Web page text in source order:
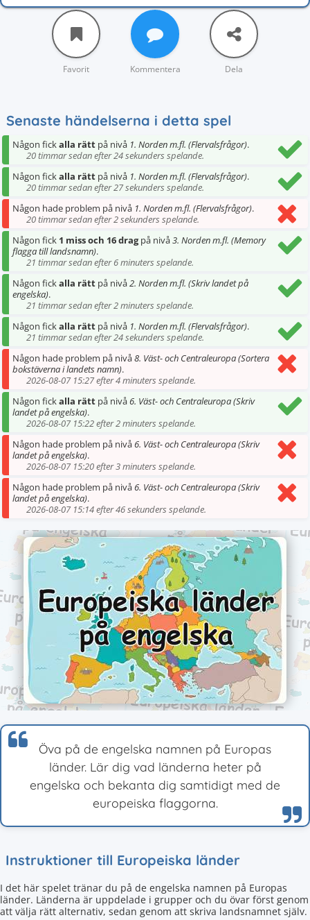
Favorit Kommentera Dela
Senaste händelserna i detta spel
Någon fickalla rätt på nivå 1. Norden m.fl. (Flervalsfrågor).
20 timmar sedan efter 24 sekunders spelande.
Någon fickalla rätt på nivå 1. Norden m.fl. (Flervalsfrågor).
20 timmar sedan efter 27 sekunders spelande.
Någon hade problem på nivå 1. Norden m.fl. (Flervalsfrågor).
20 timmar sedan efter 2 sekunders spelande.
Någon fick 1 miss och 16 dragpå nivå3. Norden m.fl. (Memory
flagga till landsnamn).
21 timmar sedan efter 6 minuters spelande.
Någon fickalla rätt på nivå2. Norden m.fl. (Skriv landet på
engelska).
21 timmar sedan efter 2 minuters spelande.
Någon fickalla rätt på nivå 1. Norden m.fl. (Flervalsfrågor).
21 timmar sedan efter 24 sekunders spelande.
Någon hade problem på nivå8. Väst- och Centraleuropa (Sortera
bokstäverna i landets namn).
2026-08-07 15:27 efter 4 minuters spelande.
Någon fickalla rätt på nivå6. Väst- och Centraleuropa (Skriv
landet på engelska).
2026-08-07 15:22 efter 2 minuters spelande.
Någon hade problem på nivå6. Väst- och Centraleuropa (Skriv
landet på engelska).
2026-08-07 15:20 efter 3 minuters spelande.
Någon hade problem på nivå6. Väst- och Centraleuropa (Skriv
landet på engelska).
2026-08-07 15:14 efter 46 sekunders spelande.
Öva på de engelska namnen på Europas
länder. Lär dig vad länderna heter på
engelska och bekanta dig samtidigt med de
europeiska flaggorna.
Instruktioner till Europeiska länder
I det här spelet tränar du på de engelska namnen på Europas
länder. Länderna är uppdelade i grupper och du övar först genom
att välja rätt alternativ, sedan genom att skriva landsnamnet själv.